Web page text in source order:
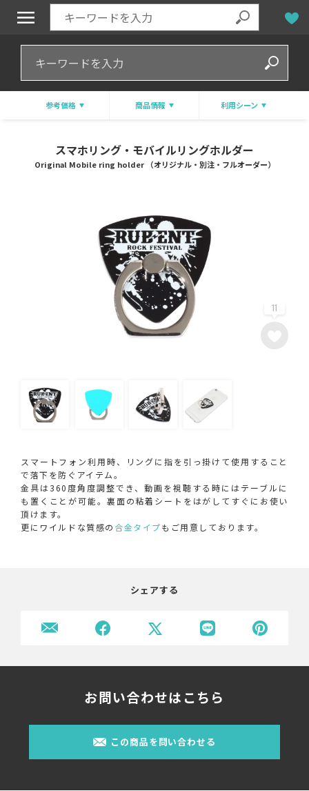
参考価格 商品情報 利用シーン
スマホリング・モバイルリングホルダー
Original Mobile ring holder （オリジナル・別注・フルオーダー）
11
スマートフォン利用時、リングに指を引っ掛けて使用すること
で落下を防ぐアイテム。
金具は360度角度調整でき、動画を視聴する時にはテーブルに
も置くことが可能。裏面の粘着シートをはがしてすぐにお使い
頂けます。
更にワイルドな質感の 合金タイプもご用意しております。
シェアする
お問い合わせはこちら
この商品を問い合わせる